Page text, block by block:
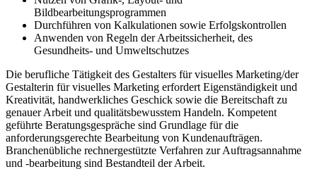
Bildbearbeitungsprogrammen
Durchführen von Kalkulationen sowie Erfolgskontrollen
Anwenden von Regeln der Arbeitssicherheit, des
Gesundheits- und Umweltschutzes
Die berufliche Tätigkeit des Gestalters für visuelles Marketing/der
Gestalterin für visuelles Marketing erfordert Eigenständigkeit und
Kreativität, handwerkliches Geschick sowie die Bereitschaft zu
genauer Arbeit und qualitätsbewusstem Handeln. Kompetent
geführte Beratungsgespräche sind Grundlage für die
anforderungsgerechte Bearbeitung von Kundenaufträgen.
Branchenübliche rechnergestützte Verfahren zur Auftragsannahme
und -bearbeitung sind Bestandteil der Arbeit.